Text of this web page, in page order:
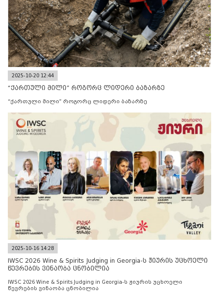
2025-10-20 12:44
“ქართული მილი” როგორც ლიდერი ბაზარზე
“ქართული მილი” როგორც ლიდერი ბაზარზე
2025-10-16 14:28
IWSC 2026 Wine & Spirits Judging in Georgia-ს ჟიურის უცხოელი
წევრების ვინაობა ცნობილია
IWSC 2026 Wine & Spirits Judging in Georgia-ს ჟიურის უცხოელი
წევრების ვინაობა ცნობილია